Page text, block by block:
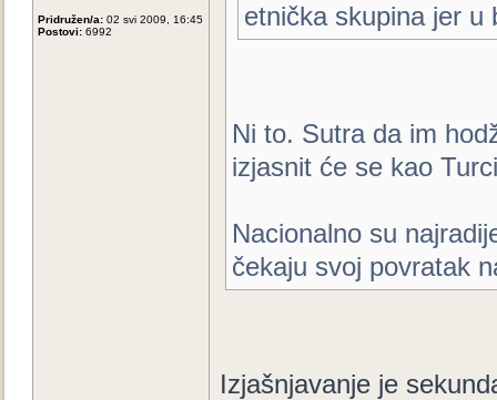
Pridružen/a: 02 svi 2009, 16:45
Postovi: 6992
etnička skupina jer u
Ni to. Sutra da im
izjasnit će se kao
Nacionalno su
čekaju svoj povratak
Izjašnjavanje je